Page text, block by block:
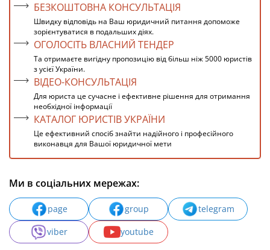
БЕЗКОШТОВНА КОНСУЛЬТАЦІЯ
Швидку відповідь на Ваш юридичний питання допоможе
зорієнтуватися в подальших діях.
ОГОЛОСІТЬ ВЛАСНИЙ ТЕНДЕР
Та отримаєте вигідну пропозицію від більш ніж 5000 юристів
з усієї України.
ВІДЕО-КОНСУЛЬТАЦІЯ
Для юриста це сучасне і ефективне рішення для отримання
необхідної інформації
КАТАЛОГ ЮРИСТІВ УКРАЇНИ
Це ефективний спосіб знайти надійного і професійного
виконавця для Вашої юридичної мети
Ми в соціальних мережах:
page group
telegram
viber
youtube